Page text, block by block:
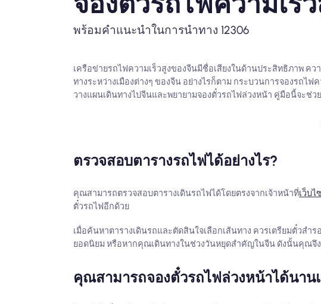
พร้อมคำแนะนำในการนำทาง 12306
เครือข่ายรถไฟความเร็วสูงของจีนมีชื่อเสียงในด้านประสิทธิภาพ ค
ทางระหว่างเมืองต่างๆ ของจีน อย่างไรก็ตาม กระบวนการจองรถ
วางแผนเดินทางไปจีนและพยายามจองตั๋วรถไฟล่วงหน้า คู่มือนี้จะช่
ตรวจสอบตารางรถไฟได้อย่างไร?
คุณสามารถตรวจสอบตารางเดินรถไฟได้โดยตรงจากเจ้าหน้าที่เว็บ
ตั๋วรถไฟอีกด้วย
เมื่อค้นหาตารางเดินรถและตัดสินใจเลือกเส้นทาง ควรเตรียมตั๋วสำ
ยอดนิยม หรือหากคุณเดินทางในช่วงวันหยุดสำคัญในจีน ดังนั้นคุณจึง
คุณสามารถจองตั๋วรถไฟล่วงหน้าได้นาน